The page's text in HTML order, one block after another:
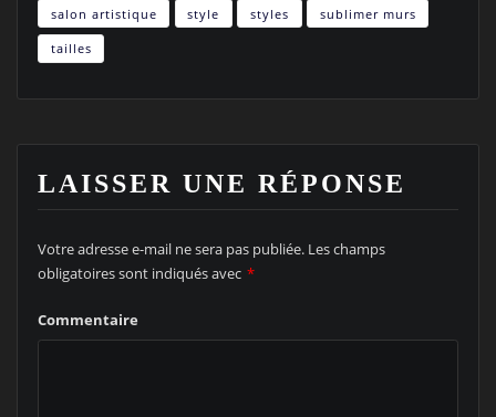
salon artistique style styles sublimer murs
tailles
LAISSER UNE RÉPONSE
Votre adresse e-mail ne sera pas publiée. Les champs
obligatoires sont indiqués avec *
Commentaire